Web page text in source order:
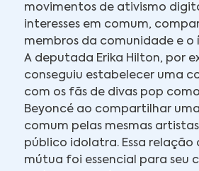
movimentos de ativismo
interesses em comum,
membros da comunidade e o
A deputada Erika Hilton, por
conseguiu estabelecer uma
com os fãs de divas pop
Beyoncé ao compartilhar
comum pelas mesmas artistas
público idolatra. Essa
mútua foi essencial para seu